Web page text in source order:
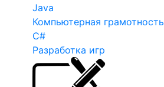
Java
Компьютерная грамотность
C#
Разработка игр